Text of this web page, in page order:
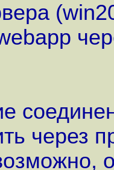
через